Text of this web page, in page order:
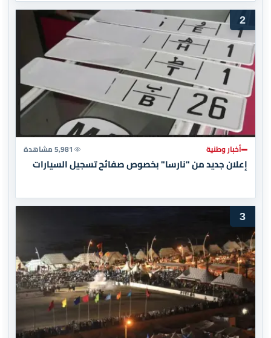
2
أخبار وطنية 5,981 مشاهدة
إعلان جديد من "نارسا" بخصوص صفائح تسجيل السيارات
3